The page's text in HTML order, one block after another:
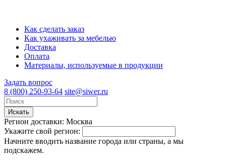
Как сделать заказ
Как ухаживать за мебелью
Доставка
Оплата
Материалы, используемые в продукции
Задать вопрос
8 (800) 250-93-64 site@siwer.ru
Искать
Регион доставки: Москва
Укажите свой регион:
Начните вводить название города или страны, а мы
подскажем.